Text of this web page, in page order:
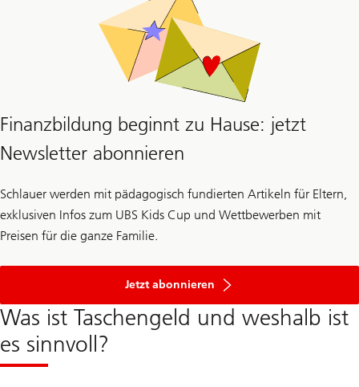
Finanzbildung beginnt zu Hause: jetzt
Newsletter abonnieren
Schlauer werden mit pädagogisch fundierten Artikeln für Eltern,
exklusiven Infos zum UBS Kids Cup und Wettbewerben mit
Preisen für die ganze Familie.
Jetzt abonnieren
Was ist Taschengeld und weshalb ist
es sinnvoll?